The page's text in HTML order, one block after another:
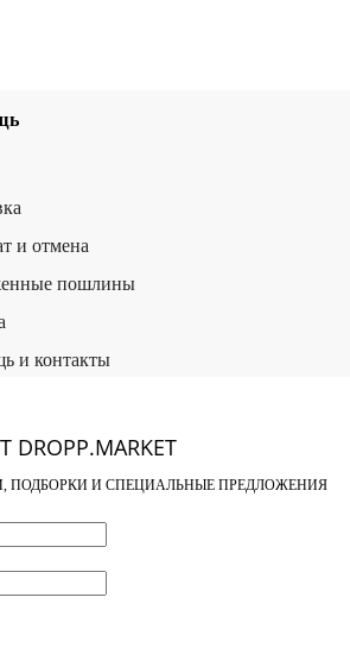
и отмена
пошлины
и контакты
ПОДБОРКИ И СПЕЦИАЛЬНЫЕ ПРЕДЛОЖЕНИЯ